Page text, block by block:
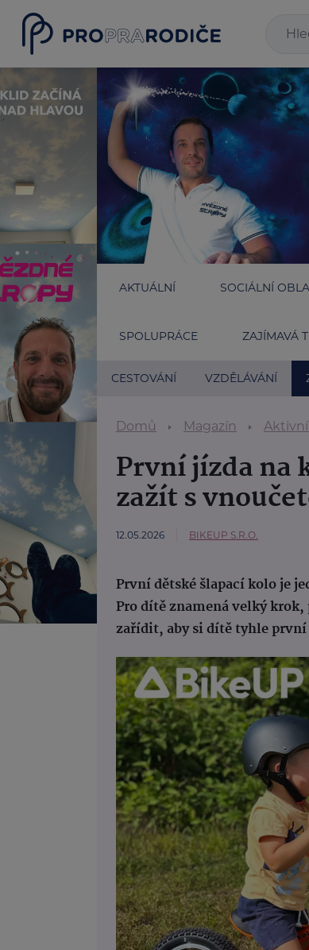
AKTUÁLNÍ SOCIÁLNÍ
SPOLUPRÁCE ZAJÍMAVÁ
CESTOVÁNÍ VZDĚLÁVÁNÍ
Domů Magazín
První jízda na
zažít s
12.05.2026 BIKEUP S.R.O.
První dětské šlapací kolo je
Pro dítě znamená velký
zařídit, aby si dítě tyhle